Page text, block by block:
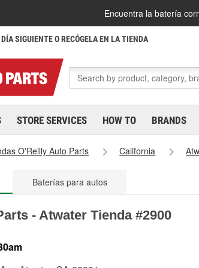
Encuentra la batería
SIGUIENTE O RECÓGELA EN LA TIENDA
STORE SERVICES HOW TO BRANDS
O'Reilly Auto Parts California
Baterías para autos
- Atwater Tienda #2900